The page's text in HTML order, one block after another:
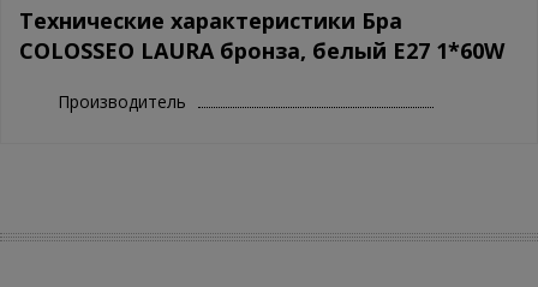
Технические характеристики Бра
COLOSSEO LAURA бронза, белый E27 1*60W
Производитель